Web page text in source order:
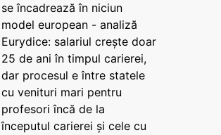
se încadrează în niciun
model european - analiză
Eurydice: salariul crește doar
25 de ani în timpul carierei,
dar procesul e între statele
cu venituri mari pentru
profesori încă de la
începutul carierei și cele cu